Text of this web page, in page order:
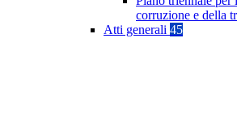
corruzione e della
Atti generali 45